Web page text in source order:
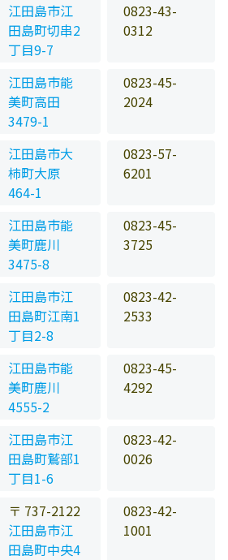
江田島市江
田島町切串2
丁目9-7
0823-43-
0312
江田島市能
美町高田
3479-1
0823-45-
2024
江田島市大
柿町大原
464-1
0823-57-
6201
江田島市能
美町鹿川
3475-8
0823-45-
3725
江田島市江
田島町江南1
丁目2-8
0823-42-
2533
江田島市能
美町鹿川
4555-2
0823-45-
4292
江田島市江
田島町鷲部1
丁目1-6
0823-42-
0026
〒 737-2122
江田島市江
田島町中央4
0823-42-
1001